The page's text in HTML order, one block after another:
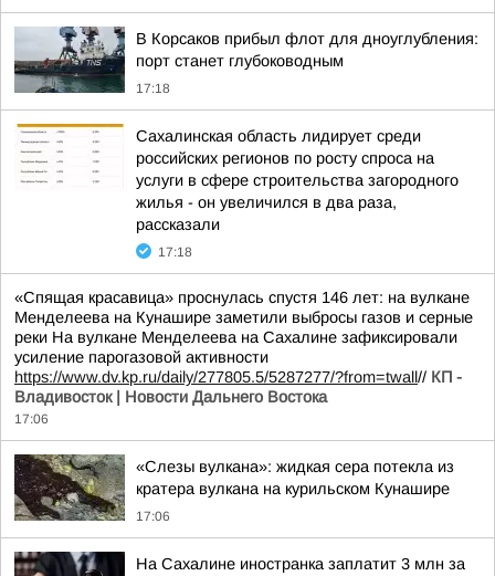
В Корсаков прибыл флот для дноуглубления:
порт станет глубоководным
17:18
Сахалинская область лидирует среди
российских регионов по росту спроса на
услуги в сфере строительства загородного
жилья - он увеличился в два раза,
рассказали
17:18
«Спящая красавица» проснулась спустя 146 лет: на вулкане
Менделеева на Кунашире заметили выбросы газов и серные
реки На вулкане Менделеева на Сахалине зафиксировали
усиление парогазовой активности
https://www.dv.kp.ru/daily/277805.5/5287277/?from=twall// КП -
Владивосток | Новости Дальнего Востока
17:06
«Слезы вулкана»: жидкая сера потекла из
кратера вулкана на курильском Кунашире
17:06
На Сахалине иностранка заплатит 3 млн за